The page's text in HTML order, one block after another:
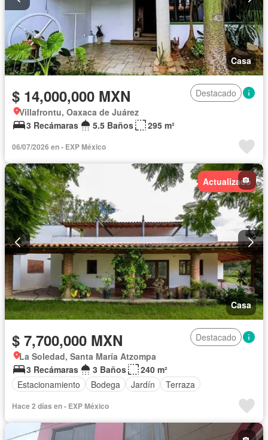
Casa
$ 14,000,000 MXN
Destacado
Villafrontu, Oaxaca de Juárez
3 Recámaras
5.5 Baños 295 m²
06/07/2026 en - EXP México
Actualizado
Casa
$ 7,700,000 MXN
Destacado
La Soledad, Santa María Atzompa
3 Recámaras
3 Baños
240 m²
Estacionamiento
Bodega Jardín Terraza
Hace 2 días en - EXP México